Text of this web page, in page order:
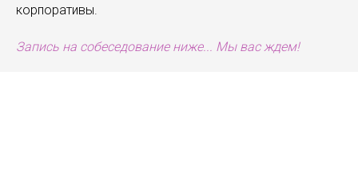
корпоративы.
Запись на собеседование ниже... Мы вас ждем!